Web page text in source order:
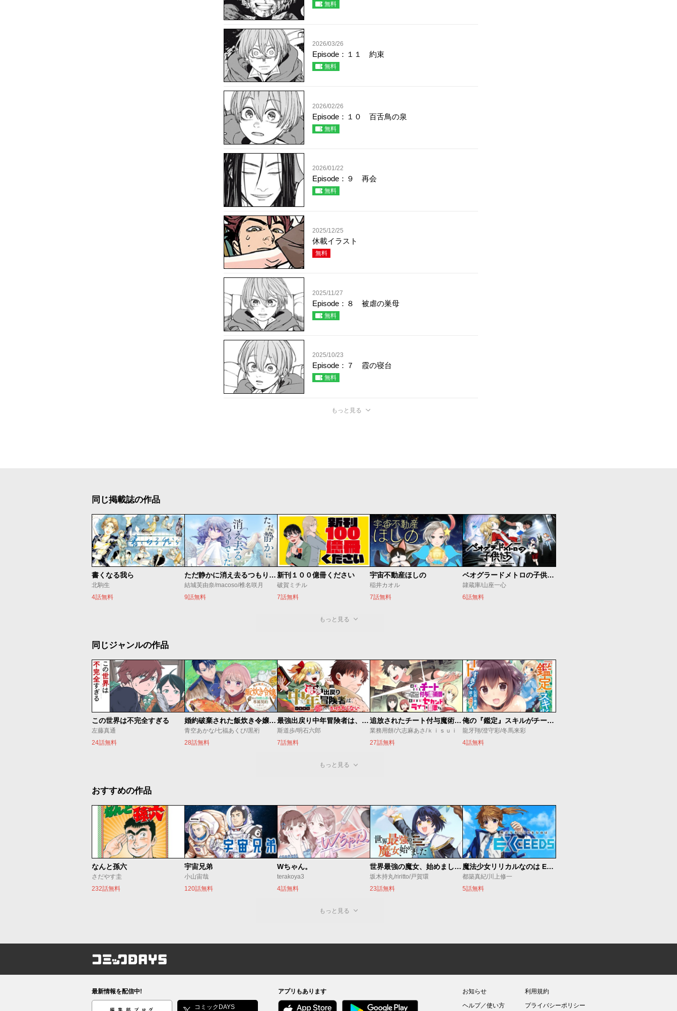
無料
2026/03/26
Episode：１１ 約束
無料
2026/02/26
Episode：１０ 百舌鳥の泉
無料
2026/01/22
Episode：９ 再会
無料
2025/12/25
休載イラスト
無料
2025/11/27
Episode：８ 被虐の巣母
無料
2025/10/23
Episode：７ 霞の寝台
無料
もっと見る
同じ掲載誌の作品
書くなる我ら
北駒生
4話無料
ただ静かに消え去るつもりでした
結城芙由奈/macoso/椎名咲月
9話無料
新刊１００億冊ください
破賀ミチル
7話無料
宇宙不動産ほしの
稲井カオル
7話無料
ベオグラードメトロの子供たち
隷蔵庫/山座一心
6話無料
もっと見る
同じジャンルの作品
この世界は不完全すぎる
左藤真通
24話無料
婚約破棄された飯炊き令嬢の私は冷酷公爵と専属契約しました～ですが胃袋を掴んだ結果、冷たかった公爵様がどんどん優しくなっています～
青空あかな/七福あくび/黒裄
28話無料
最強出戻り中年冒険者は、今さら命なんてかけたくない
斯道歩/明石六郎
7話無料
追放されたチート付与魔術師は気ままなセカンドライフを謳歌する。 ～俺は武器だけじゃなく、あらゆるものに『強化ポイント』を付与できるし、俺の意思でいつでも効果を解除できるけど、残った人たち大丈夫？～
業務用餅/六志麻あさ/ｋｉｓｕｉ
27話無料
俺の『鑑定』スキルがチートすぎて
龍牙翔/澄守彩/冬馬来彩
4話無料
もっと見る
おすすめの作品
なんと孫六
さだやす圭
232話無料
宇宙兄弟
小山宙哉
120話無料
Wちゃん。
terakoya3
4話無料
世界最強の魔女、始めました ～私だけ『攻略サイト』を見れる世界で自由に生きます～
坂木持丸/riritto/戸賀環
23話無料
魔法少女リリカルなのは EXCEEDS
都築真紀/川上修一
5話無料
もっと見る
コミックDAYS
最新情報を配信中!
編集部ブログ コミックDAYS
アプリもあります
お知らせ
ヘルプ／使い方
利用規約
プライバシーポリシー